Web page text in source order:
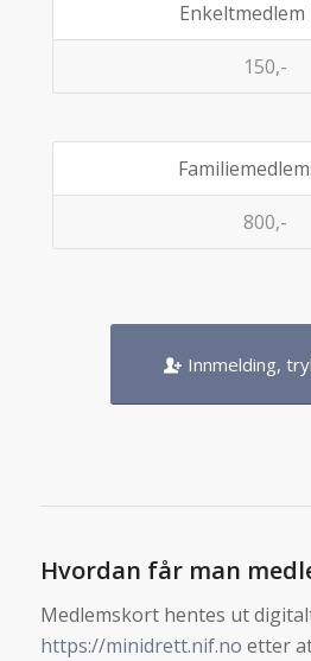
150,-
800,-
Innmelding,
Hvordan får man
Medlemskort hentes ut
https://minidrett.nif.no etter